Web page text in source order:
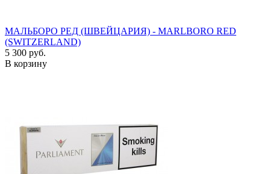
МАЛЬБОРО РЕД (ШВЕЙЦАРИЯ) - MARLBORO RED
(SWITZERLAND)
5 300 руб.
В корзину